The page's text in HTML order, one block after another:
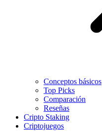
Conceptos básicos
Top Picks
Comparación
Reseñas
Cripto Staking
Criptojuegos